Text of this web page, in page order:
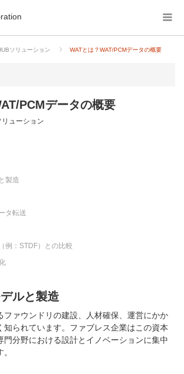
ソリューション WATとは？WAT/PCMデータの概要
PCMデータの概要
ューション
製造
タ転送
例：STDF）との比較
ルと製造
ファウンドリの建設、人材確保、運営にかか
知られています。ファブレス企業はこの資本
門分野における設計とイノベーションに集中